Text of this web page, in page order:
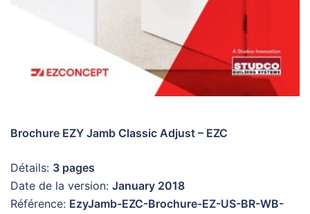
Brochure EZY Jamb Classic Adjust – EZC
Détails: 3 pages
Date de la version: January 2018
Référence: EzyJamb-EZC-Brochure-EZ-US-BR-WB-